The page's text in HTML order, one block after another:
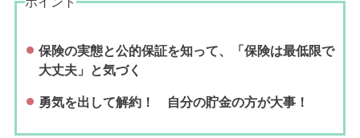
保険の実態と公的保証を知って、「保険は最低限で
大丈夫」と気づく
勇気を出して解約！ 自分の貯金の方が大事！